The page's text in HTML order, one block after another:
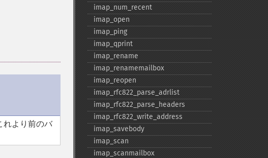
れより前のバ
imap_​num_​recent
imap_​open
imap_​ping
imap_​qprint
imap_​rename
imap_​renamemailbox
imap_​reopen
imap_​rfc822_​parse_​adrlist
imap_​rfc822_​parse_​headers
imap_​rfc822_​write_​address
imap_​savebody
imap_​scan
imap_​scanmailbox